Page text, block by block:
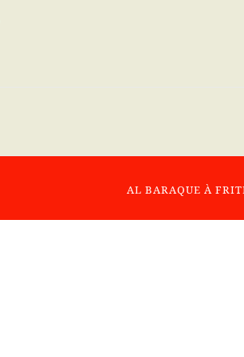
AL BARAQUE À